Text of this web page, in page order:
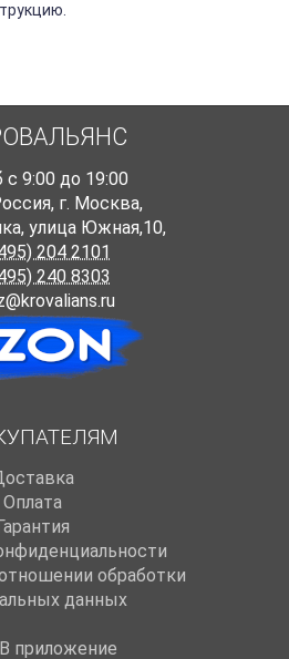
с 9:00 до 19:00
, г. Москва,
улица Южная,10,
204 2101
240 8303
Оплата
обработки
данных
приложение